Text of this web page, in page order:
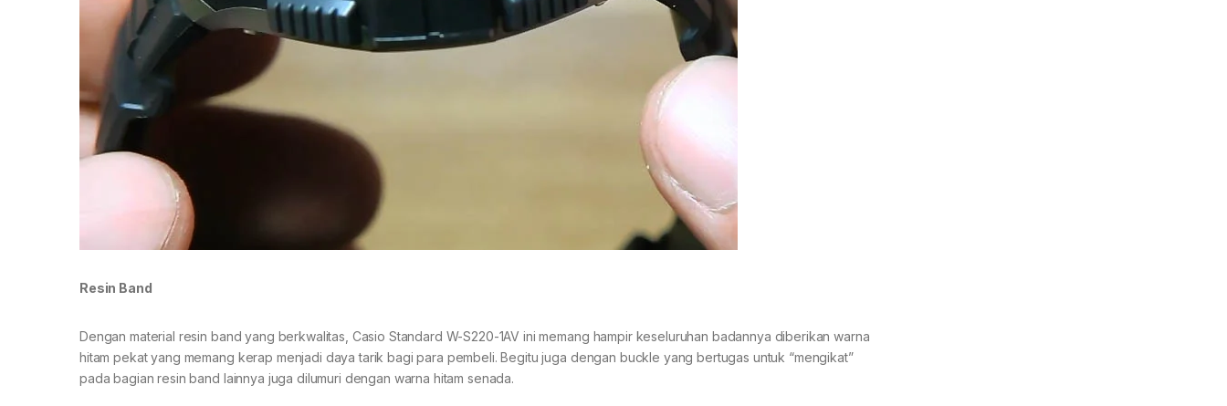
Resin Band
Dengan material resin band yang berkwalitas, Casio Standard W-S220-1AV ini memang hampir keseluruhan badannya diberikan warna
hitam pekat yang memang kerap menjadi daya tarik bagi para pembeli. Begitu juga dengan buckle yang bertugas untuk “mengikat”
pada bagian resin band lainnya juga dilumuri dengan warna hitam senada.